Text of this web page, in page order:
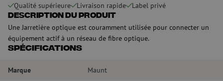
Qualité supérieure Livraison rapide Label privé
Description du produit
Une Jarretière optique est couramment utilisée pour connecter un
équipement actif à un réseau de fibre optique.
Spécifications
Marque Maunt